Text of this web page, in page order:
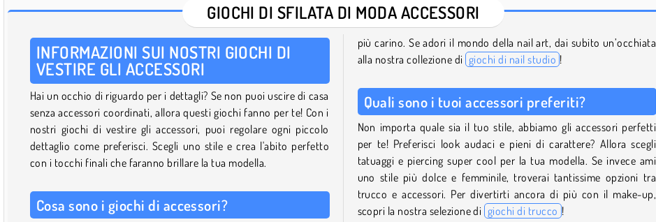
GIOCHI DI SFILATA DI MODA ACCESSORI
INFORMAZIONI SUI NOSTRI GIOCHI DI
VESTIRE GLI ACCESSORI
Hai un occhio di riguardo per i dettagli? Se non puoi uscire di casa
senza accessori coordinati, allora questi giochi fanno per te! Con i
nostri giochi di vestire gli accessori, puoi regolare ogni piccolo
dettaglio come preferisci. Scegli uno stile e crea l'abito perfetto
con i tocchi finali che faranno brillare la tua modella.
Cosa sono i giochi di accessori?
più carino. Se adori il mondo della nail art, dai subito un’occhiata
alla nostra collezione di giochi di nail studio !
Quali sono i tuoi accessori preferiti?
Non importa quale sia il tuo stile, abbiamo gli accessori perfetti
per te! Preferisci look audaci e pieni di carattere? Allora scegli
tatuaggi e piercing super cool per la tua modella. Se invece ami
uno stile più dolce e femminile, troverai tantissime opzioni tra
trucco e accessori. Per divertirti ancora di più con il make-up,
scopri la nostra selezione di giochi di trucco !